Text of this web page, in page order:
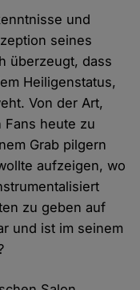
und
seines
überzeugt, dass
Heiligenstatus,
Von der Art,
heute zu
Grab pilgern
aufzeigen, wo
zu geben auf
und ist im seinem